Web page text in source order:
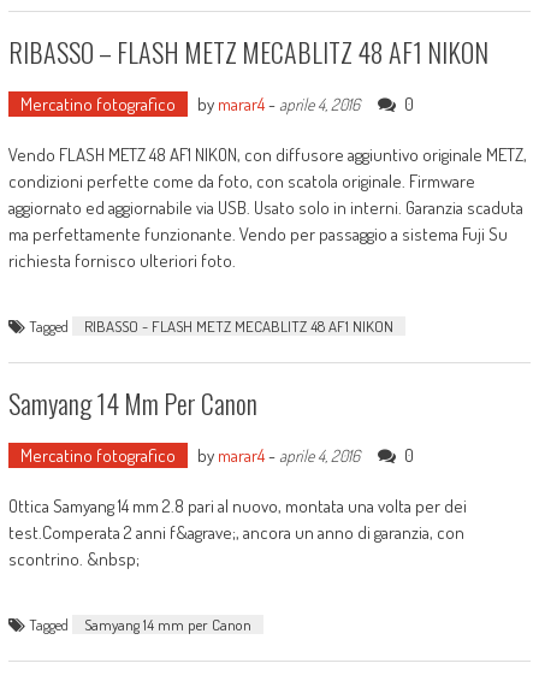
RIBASSO – FLASH METZ MECABLITZ 48 AF1 NIKON
Mercatino fotografico by marar4- aprile 4, 2016 0
Vendo FLASH METZ 48 AF1 NIKON, con diffusore aggiuntivo originale METZ,
condizioni perfette come da foto, con scatola originale. Firmware
aggiornato ed aggiornabile via USB. Usato solo in interni. Garanzia scaduta
ma perfettamente funzionante. Vendo per passaggio a sistema Fuji Su
richiesta fornisco ulteriori foto.
Tagged RIBASSO - FLASH METZ MECABLITZ 48 AF1 NIKON
Samyang 14 Mm Per Canon
Mercatino fotografico by marar4- aprile 4, 2016 0
Ottica Samyang 14 mm 2.8 pari al nuovo, montata una volta per dei
test.Comperata 2 anni f&agrave;, ancora un anno di garanzia, con
scontrino. &nbsp;
Tagged Samyang 14 mm per Canon